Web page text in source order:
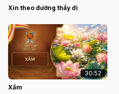
Xin theo đường thầy đi
30:52
Xẩm